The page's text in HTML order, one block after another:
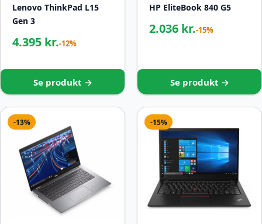
Lenovo ThinkPad L15
Gen 3
4.395 kr.-12%
Se produkt →
HP EliteBook 840 G5
2.036 kr.-15%
Se produkt →
-13% -15%